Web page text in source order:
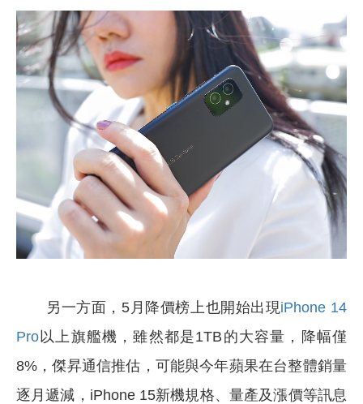
另一方面，5月降價榜上也開始出現iPhone 14
Pro 以上旗艦機，雖然都是1TB的大容量，降幅僅
8%，傑昇通信推估，可能與今年蘋果在台整體銷量
逐月遞減，iPhone 15新機規格、量產及漲價等訊息